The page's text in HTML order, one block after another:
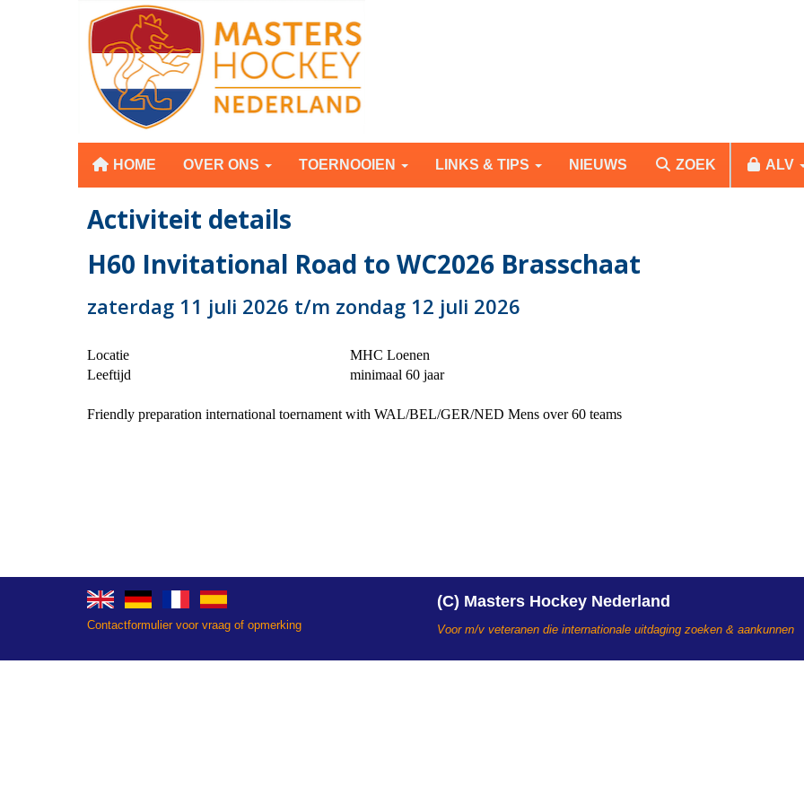
HOME OVER ONS TOERNOOIEN LINKS & TIPS NIEUWS ZOEK ALV
Activiteit details
H60 Invitational Road to WC2026 Brasschaat
zaterdag 11 juli 2026 t/m zondag 12 juli 2026
Locatie
MHC Loenen
Leeftijd
minimaal 60 jaar
Friendly preparation international toernament with WAL/BEL/GER/NED Mens over 60 teams
Contactformulier voor vraag of opmerking
(C) Masters Hockey Nederland
Voor m/v veteranen die internationale uitdaging zoeken & aankunnen